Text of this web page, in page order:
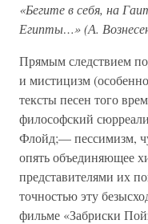
«Бегите в себя, на
Египты…» (А.
Прямым следствием
и мистицизм
тексты песен того
философский
Флойд;— пессимизм,
опять объединяющее
представителями их
точностью эту
фильме «Забриски